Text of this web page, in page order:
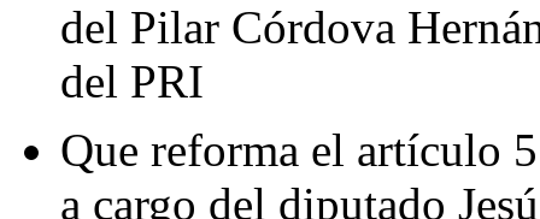
del Pilar Córdova
del PRI
Que reforma el artículo
a cargo del diputado